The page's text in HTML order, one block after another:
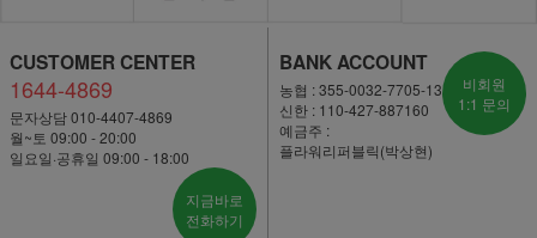
CUSTOMER CENTER
1644-4869
문자상담 010-4407-4869
월~토 09:00 - 20:00
일요일·공휴일 09:00 - 18:00
지금바로
전화하기
BANK ACCOUNT
농협 : 355-0032-7705-13
신한 : 110-427-887160
예금주 :
플라워리퍼블릭(박상현)
비회원
1:1 문의